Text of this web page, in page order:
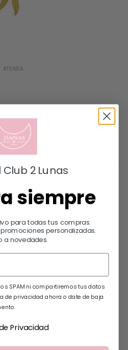
ATENEA
de hoja de plata de ley
k. Cierre a presión. Tamaño
2 Lunas
siempre
para todas tus compras.
personalizadas.
a novedades.
SPAM ni compartiremos tus datos
de privacidad ahora o date de baja
Privacidad